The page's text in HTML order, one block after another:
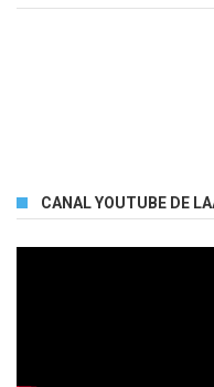
CANAL YOUTUBE DE